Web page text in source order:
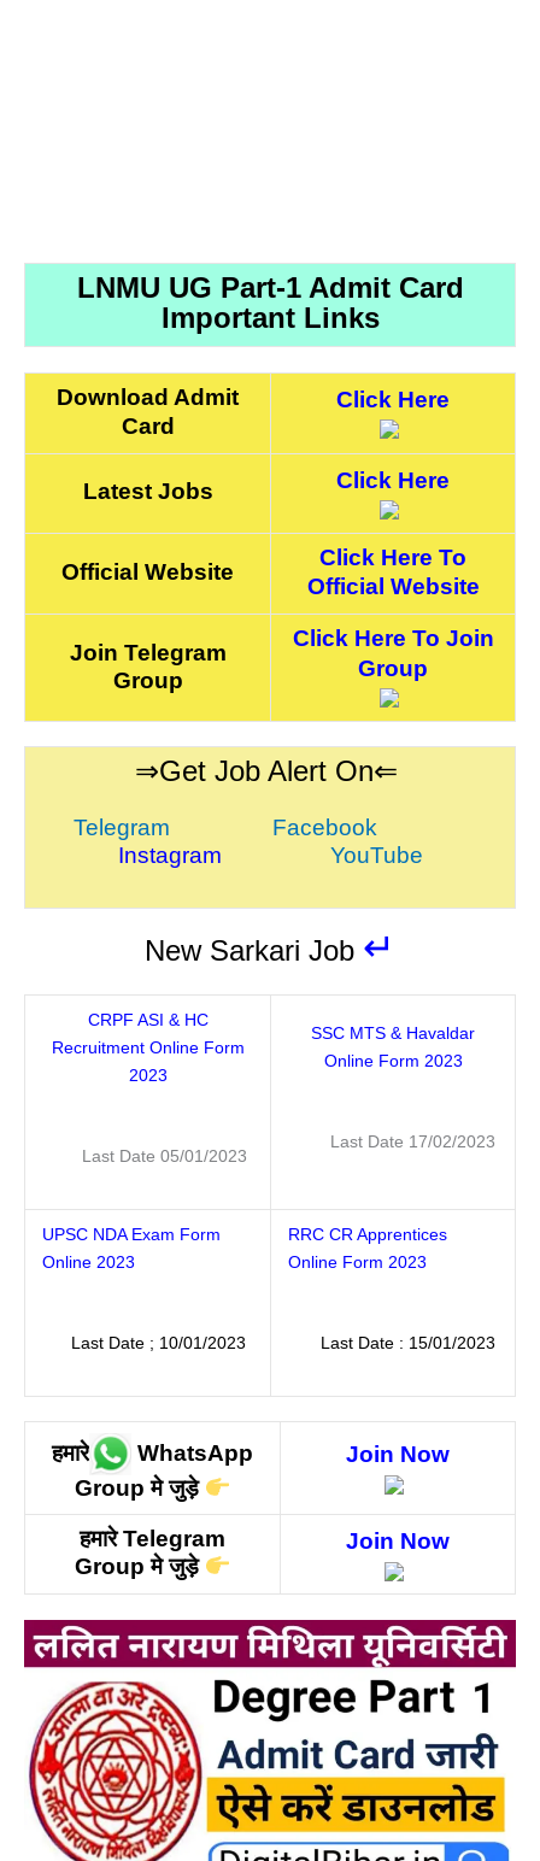
LNMU UG Part-1 Admit Card
Important Links
Download Admit
Card
Click Here
Latest Jobs Click Here
Official Website
Click Here To
Official Website
Join Telegram
Group
Click Here To Join
Group
⇒Get Job Alert On⇐
Telegram
Facebook
Instagram
YouTube
New Sarkari Job ↵
CRPF ASI & HC
Recruitment Online Form
2023
Last Date 05/01/2023
SSC MTS & Havaldar
Online Form 2023
Last Date 17/02/2023
UPSC NDA Exam Form
Online 2023
Last Date ; 10/01/2023
RRC CR Apprentices
Online Form 2023
Last Date : 15/01/2023
हमारे
WhatsApp
Group मेजुड़े
Join Now
हमारे Telegram
Group मे जुड़े
Join Now